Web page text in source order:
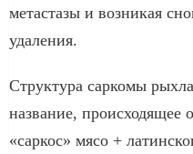
метастазы и возникая
удаления.
Структура саркомы
название, происходящее
«саркос» мясо +